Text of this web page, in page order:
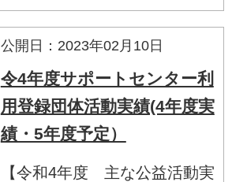
公開日：2023年02月10日
令4年度サポートセンター利
用登録団体活動実績(4年度実
績・5年度予定）
【令和4年度 主な公益活動実